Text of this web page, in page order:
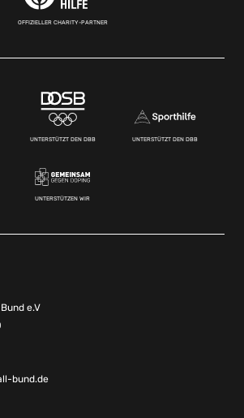
OFFIZIELLER CHARITY-PARTNER
UNTERSTÜTZT DEN DBB UNTERSTÜTZT DEN DBB
UNTERSTÜTZEN WIR
e.V
bund.de